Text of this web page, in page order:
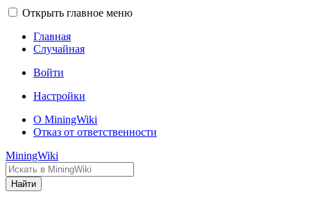
Открыть главное меню
Главная
Случайная
Войти
Настройки
О MiningWiki
Отказ от ответственности
MiningWiki
Найти